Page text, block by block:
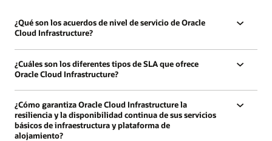
¿Qué son los acuerdos de nivel de servicio de Oracle
Cloud Infrastructure?
¿Cuáles son los diferentes tipos de SLA que ofrece
Oracle Cloud Infrastructure?
¿Cómo garantiza Oracle Cloud Infrastructure la
resiliencia y la disponibilidad continua de sus servicios
básicos de infraestructura y plataforma de
alojamiento?